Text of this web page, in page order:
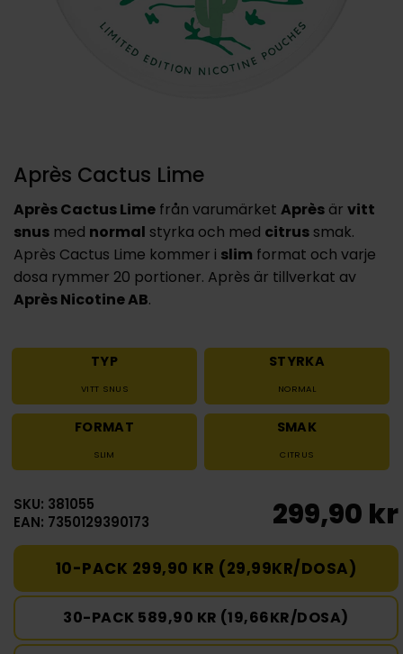
Après Cactus Lime
Après Cactus Lime från varumärket Après är vitt
snus med normal styrka och med citrus smak.
Après Cactus Lime kommer i slim format och varje
dosa rymmer 20 portioner. Après är tillverkat av
Après Nicotine AB.
TYP
VITT SNUS
STYRKA
NORMAL
FORMAT
SLIM
SMAK
CITRUS
SKU: 381055
EAN: 7350129390173
299,90 kr
10-PACK 299,90 KR (29,99KR/DOSA)
30-PACK 589,90 KR (19,66KR/DOSA)